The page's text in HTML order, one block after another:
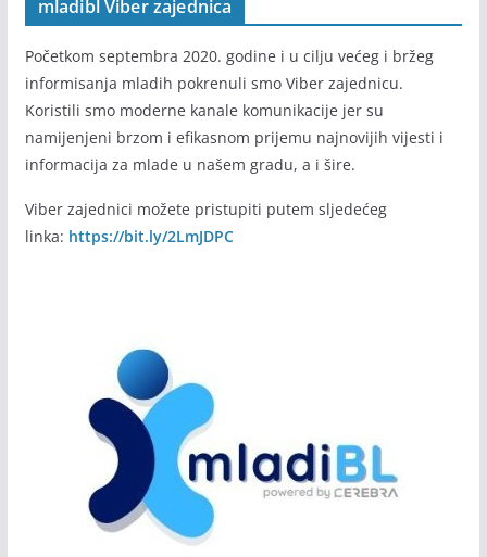
mladibl Viber zajednica
Početkom septembra 2020. godine i u cilju većeg i bržeg
informisanja mladih pokrenuli smo Viber zajednicu.
Koristili smo moderne kanale komunikacije jer su
namijenjeni brzom i efikasnom prijemu najnovijih vijesti i
informacija za mlade u našem gradu, a i šire.
Viber zajednici možete pristupiti putem sljedećeg
linka: https://bit.ly/2LmJDPC